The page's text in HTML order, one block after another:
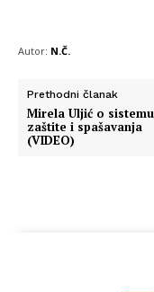
Autor: N.Č.
Prethodni članak
Mirela Uljić o sistemu
zaštite i spašavanja
(VIDEO)